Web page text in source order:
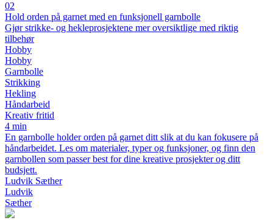
02
Hold orden på garnet med en funksjonell garnbolle
Gjør strikke- og hekleprosjektene mer oversiktlige med riktig
tilbehør
Hobby
Hobby
Garnbolle
Strikking
Hekling
Håndarbeid
Kreativ fritid
4 min
En garnbolle holder orden på garnet ditt slik at du kan fokusere på
håndarbeidet. Les om materialer, typer og funksjoner, og finn den
garnbollen som passer best for dine kreative prosjekter og ditt
budsjett.
Ludvik Sæther
Ludvik
Sæther